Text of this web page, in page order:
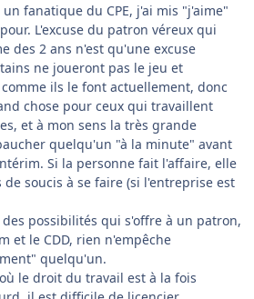
fanatique du CPE, j'ai mis "j'aime"
L'excuse du patron véreux qui
des 2 ans n'est qu'une excuse
ne joueront pas le jeu et
ils le font actuellement, donc
chose pour ceux qui travaillent
et à mon sens la très grande
quelqu'un "à la minute" avant
Si la personne fait l'affaire, elle
de soucis à se faire (si l'entreprise est
des possibilités qui s'offre à un patron,
et le CDD, rien n'empêche
quelqu'un.
le droit du travail est à la fois